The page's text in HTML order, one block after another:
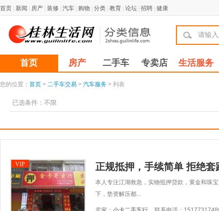
首页 新闻 房产 装修 汽车 购物 分类 教育 论坛 招聘 健康
首页 房产 二手车 专卖店 生活服务
您的位置： 首页 > 二手车交易 > 汽车服务 > 列表
已选条件： 不限
VIP 正规抵押，手续简单 拒绝套
本人专注江湖救急，实物抵押贷款，黄金和珠
下，垫资解压都...